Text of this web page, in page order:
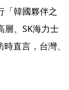
「韓國夥伴之
層、SK海力士
時直言，台灣、